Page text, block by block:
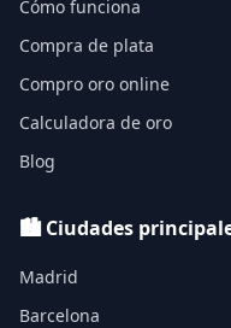
Cómo funciona
Compra de plata
Compro oro online
Calculadora de oro
Blog
🏙️ Ciudades
Madrid
Barcelona